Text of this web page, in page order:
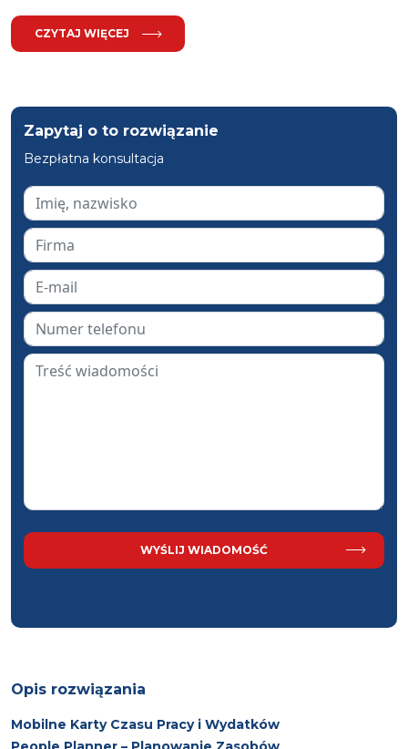
Zapytaj o to rozwiązanie
Bezpłatna konsultacja
Opis rozwiązania
Mobilne Karty Czasu Pracy i Wydatków
CZYTAJ WIĘCEJ